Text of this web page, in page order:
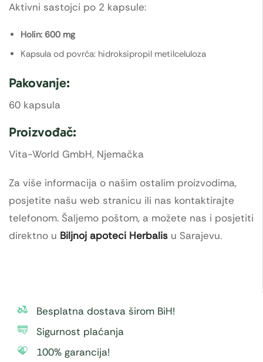
Aktivni sastojci po 2 kapsule:
Holin: 600 mg
Kapsula od povrća: hidroksipropil metilceluloza
Pakovanje:
60 kapsula
Proizvođač:
Vita-World GmbH, Njemačka
Za više informacija o našim ostalim proizvodima,
posjetite našu web stranicu ili nas kontaktirajte
telefonom. Šaljemo poštom, a možete nas i posjetiti
direktno u Biljnoj apoteci Herbalis u Sarajevu.
Besplatna dostava širom BiH!
Sigurnost plaćanja
100% garancija!